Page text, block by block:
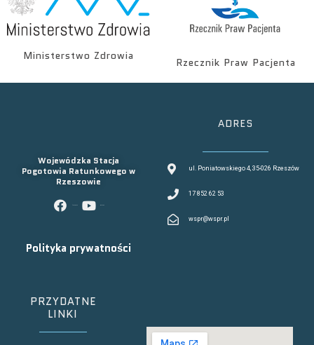
Ministerstwo Zdrowia
Rzecznik Praw Pacjenta
Wojewódzka Stacja
Pogotowia Ratunkowego w
Rzeszowie
Polityka prywatności
ADRES
ul. Poniatowskiego 4, 35-026 Rzeszów
17 852 62 53
wspr@wspr.pl
PRZYDATNE
LINKI